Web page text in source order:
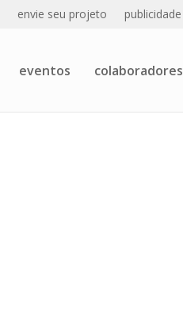
envie seu projeto publicidade
eventos colaboradores